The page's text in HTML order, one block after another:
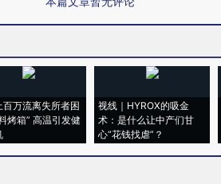
百万流离失所者困
烤箱” 高温引发健
视线｜HYROX的吸金
术：是什么让中产们甘
心“花钱找虐”？